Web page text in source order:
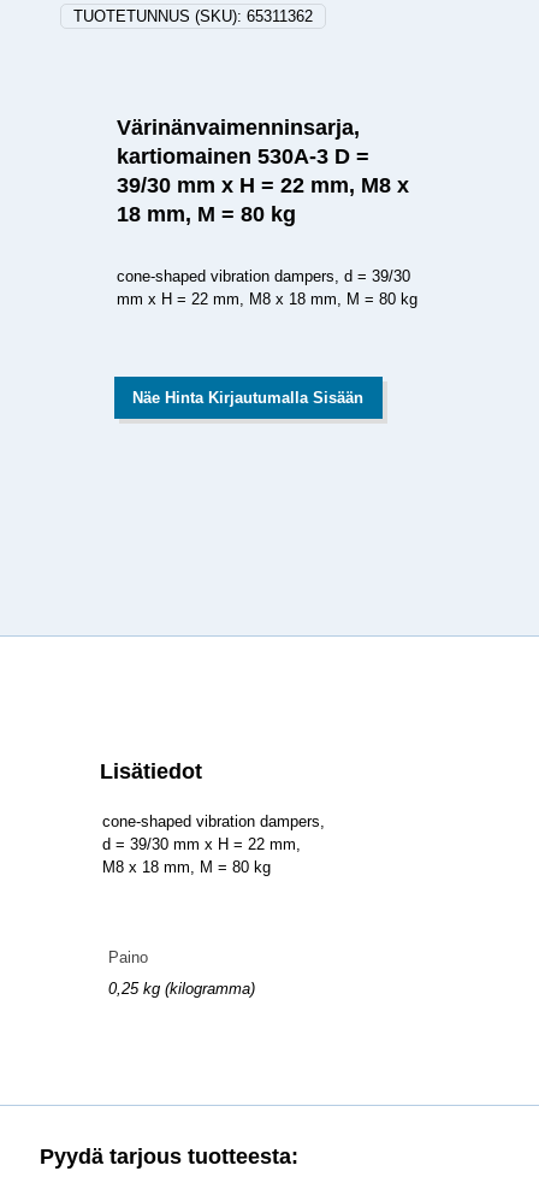
TUOTETUNNUS (SKU): 65311362
Värinänvaimenninsarja,
kartiomainen 530A-3 D =
39/30 mm x H = 22 mm, M8 x
18 mm, M = 80 kg
cone-shaped vibration dampers, d = 39/30
mm x H = 22 mm, M8 x 18 mm, M = 80 kg
Näe Hinta Kirjautumalla Sisään
Lisätiedot
cone-shaped vibration dampers,
d = 39/30 mm x H = 22 mm,
M8 x 18 mm, M = 80 kg
Paino
0,25 kg (kilogramma)
Pyydä tarjous tuotteesta: